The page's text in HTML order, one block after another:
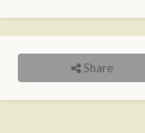
Share